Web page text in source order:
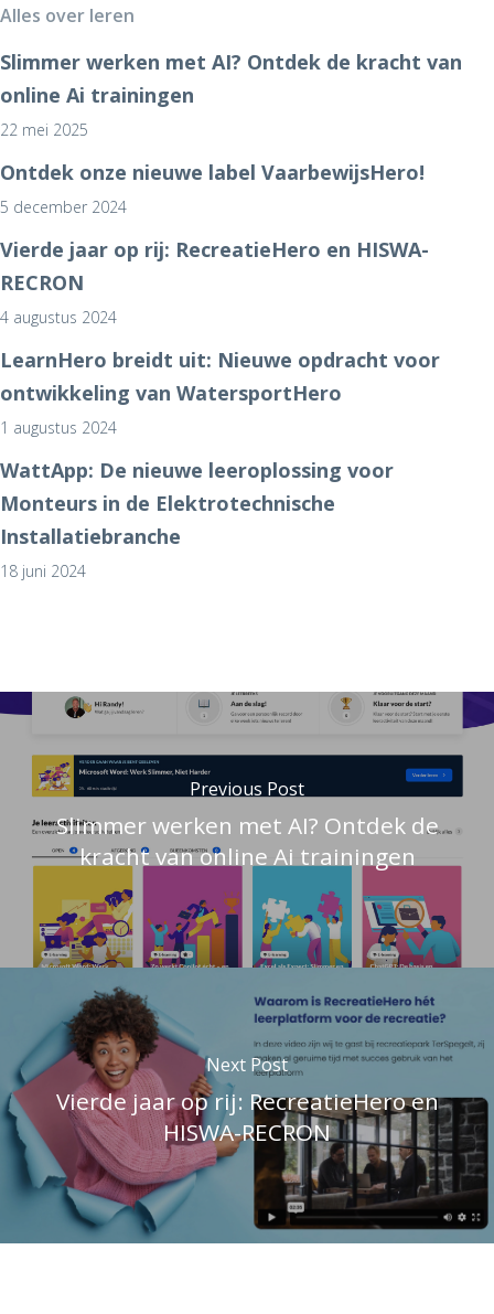
Alles over leren
Slimmer werken met AI? Ontdek de kracht van
online Ai trainingen
22 mei 2025
Ontdek onze nieuwe label VaarbewijsHero!
5 december 2024
Vierde jaar op rij: RecreatieHero en HISWA-
RECRON
4 augustus 2024
LearnHero breidt uit: Nieuwe opdracht voor
ontwikkeling van WatersportHero
1 augustus 2024
WattApp: De nieuwe leeroplossing voor
Monteurs in de Elektrotechnische
Installatiebranche
18 juni 2024
Previous Post
Slimmer werken met AI? Ontdek de
kracht van online Ai trainingen
Next Post
Vierde jaar op rij: RecreatieHero en
HISWA-RECRON